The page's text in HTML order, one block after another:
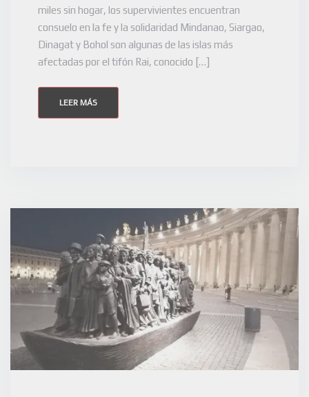
miles sin hogar, los supervivientes encuentran
consuelo en la fe y la solidaridad Mindanao, Siargao,
Dinagat y Bohol son algunas de las islas más
afectadas por el tifón Rai, conocido […]
LEER MÁS